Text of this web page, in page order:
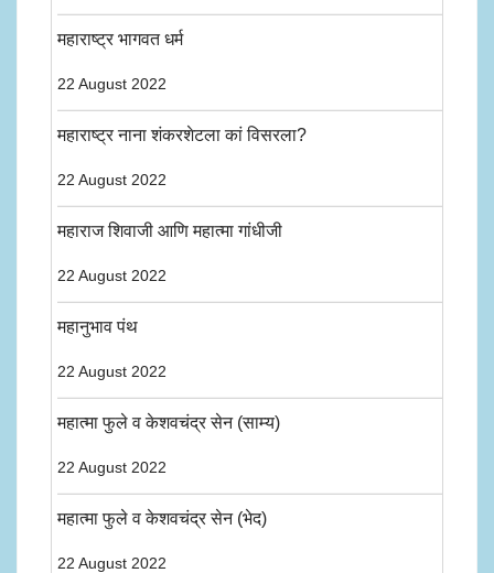
महाराष्ट्र भागवत धर्म
22 August 2022
महाराष्ट्र नाना शंकरशेटला कां विसरला?
22 August 2022
महाराज शिवाजी आणि महात्मा गांधीजी
22 August 2022
महानुभाव पंथ
22 August 2022
महात्मा फुले व केशवचंद्र सेन (साम्य)
22 August 2022
महात्मा फुले व केशवचंद्र सेन (भेद)
22 August 2022